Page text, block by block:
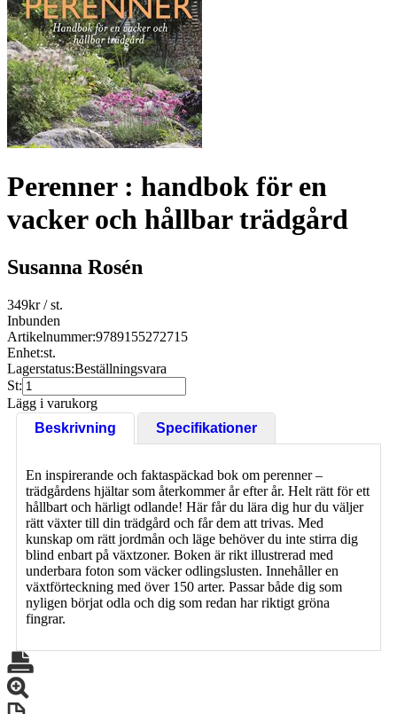
Perenner : handbok för en
vacker och hållbar trädgård
Susanna Rosén
349kr/ st.
Inbunden
Artikelnummer:9789155272715
Enhet:st.
Lagerstatus:Beställningsvara
St:
Lägg i varukorg
Beskrivning
Specifikationer
En inspirerande och faktaspäckad bok om perenner –
trädgårdens hjältar som återkommer år efter år. Helt rätt för ett
hållbart och härligt odlande! Här får du lära dig hur du väljer
rätt växter till din trädgård och får dem att trivas. Med
kunskap om rätt jordmån och läge behöver du inte stirra dig
blind enbart på växtzoner. Boken är rikt illustrerad med
underbara foton som väcker odlingslusten. Innehåller en
växtförteckning med över 150 arter. Passar både dig som
nyligen börjat odla och dig som redan har riktigt gröna
fingrar.